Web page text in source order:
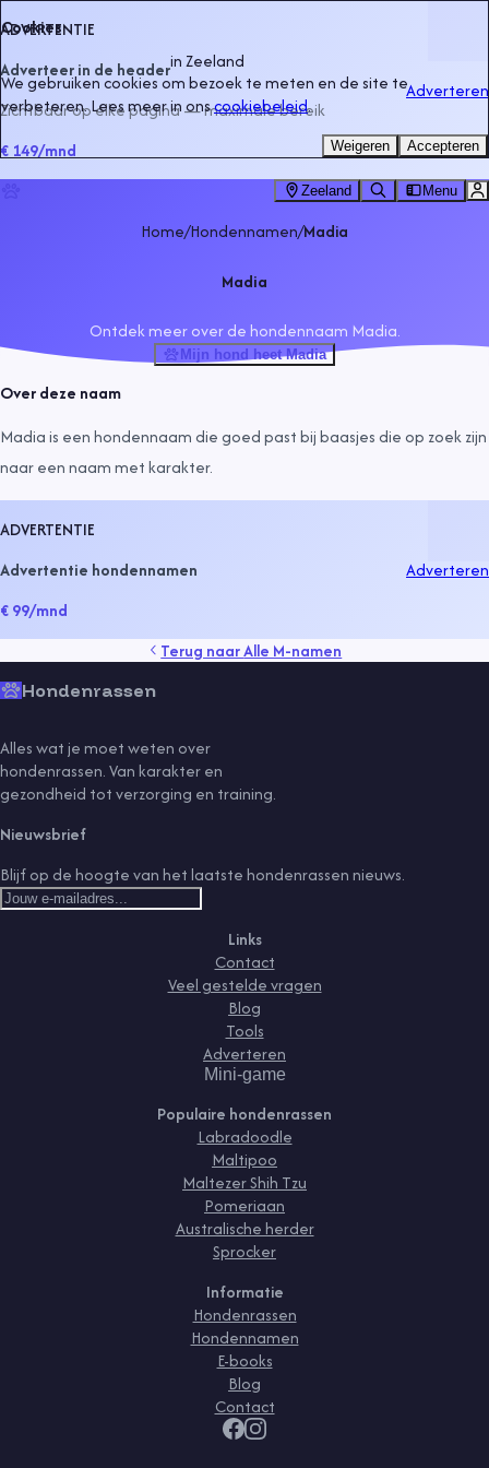
ADVERTENTIE
Adverteer in de headerinZeeland
Zichtbaar op elke pagina — maximale bereik
€ 149/mnd
Adverteren
Zeeland Menu
Home/Hondennamen/Madia
Madia
Ontdek meer over de hondennaam Madia.
Mijn hond heet Madia
Over deze naam
Madia is een hondennaam die goed past bij baasjes die op zoek zijn
naar een naam met karakter.
ADVERTENTIE
Advertentie hondennamen
€ 99/mnd
Adverteren
Terug naarAlle M-namen
Hondenrassen
Alles wat je moet weten over
hondenrassen. Van karakter en
gezondheid tot verzorging en training.
Nieuwsbrief
Blijf op de hoogte van het laatste hondenrassen nieuws.
Links
Contact
Veel gestelde vragen
Blog
Tools
Adverteren
Mini-game
Populaire hondenrassen
Labradoodle
Maltipoo
Maltezer Shih Tzu
Pomeriaan
Australische herder
Sprocker
Informatie
Hondenrassen
Hondennamen
E-books
Blog
Contact
Cookies
We gebruiken cookies om bezoek te meten en de site te
verbeteren. Lees meer in onscookiebeleid.
Weigeren Accepteren